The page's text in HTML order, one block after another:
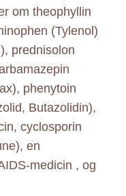
om theophyllin
(Tylenol)
prednisolon
phenytoin
Butazolidin),
cyclosporin
en
medicin , og